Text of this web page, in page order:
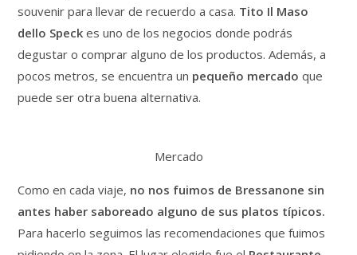
souvenir para llevar de recuerdo a casa. Tito Il Maso
dello Speck es uno de los negocios donde podrás
degustar o comprar alguno de los productos. Además, a
pocos metros, se encuentra un pequeño mercado que
puede ser otra buena alternativa.
Mercado
Como en cada viaje, no nos fuimos de Bressanone sin
antes haber saboreado alguno de sus platos típicos.
Para hacerlo seguimos las recomendaciones que fuimos